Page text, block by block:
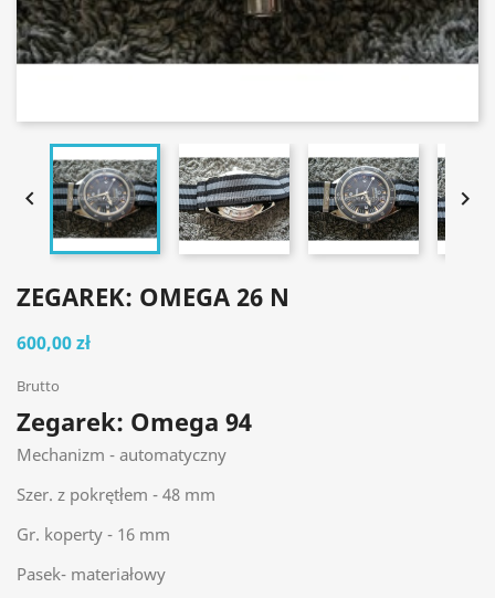
 
ZEGAREK: OMEGA 26 N
600,00 zł
Brutto
Zegarek: Omega 94
Mechanizm - automatyczny
Szer. z pokrętłem - 48 mm
Gr. koperty - 16 mm
Pasek- materiałowy